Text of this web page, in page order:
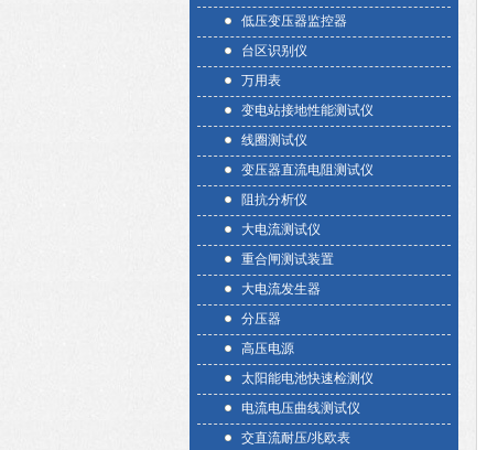
低压变压器监控器
台区识别仪
万用表
变电站接地性能测试仪
线圈测试仪
变压器直流电阻测试仪
阻抗分析仪
大电流测试仪
重合闸测试装置
大电流发生器
分压器
高压电源
太阳能电池快速检测仪
电流电压曲线测试仪
交直流耐压/兆欧表